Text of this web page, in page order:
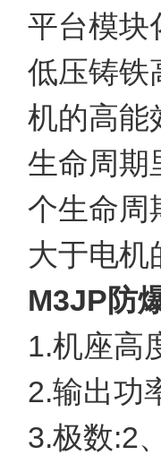
平台模块
低压铸铁
机的高能
生命周期
个生命周
大于电机
M3JP防
1.机座高
2.输出功
3.极数:2